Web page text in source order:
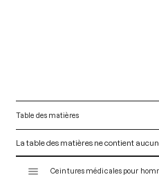
Table des matières
La table des matières ne contient